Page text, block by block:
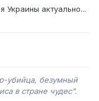
Украины актуально...
убийца, безумный
в стране чудес".